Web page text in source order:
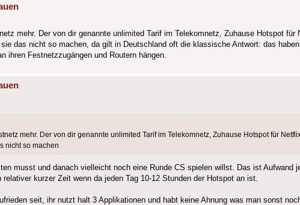
mehr. Der von dir genannte unlimited Tarif im Telekomnetz, Zuhause Hotspot für
das nicht so machen, da gilt in Deutschland oft die klassische Antwort: das
ihren Festnetzzugängen und Routern hängen.
mehr. Der von dir genannte unlimited Tarif im Telekomnetz, Zuhause Hotspot für
nicht so machen
musst und danach vielleicht noch eine Runde CS spielen willst. Das ist Aufwand
kurzer Zeit wenn da jeden Tag 10-12 Stunden der Hotspot an ist.
seit, ihr nutzt halt 3 Applikationen und habt keine Ahnung was man sonst